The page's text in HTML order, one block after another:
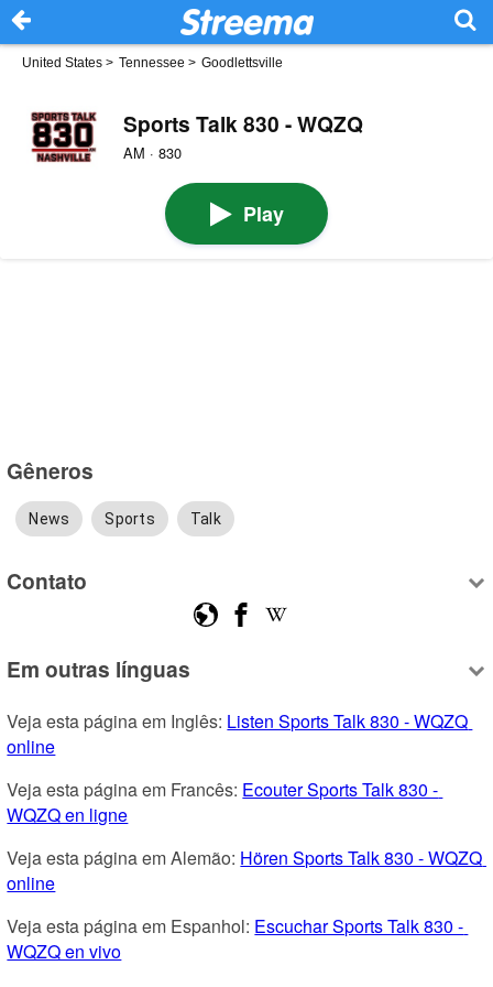
United States > Tennessee > Goodlettsville
Sports Talk 830 - WQZQ
AM · 830
Play
Gêneros
News Sports Talk
Contato
Em outras línguas
Veja esta página em Inglês: Listen Sports Talk 830 - WQZQ
online
Veja esta página em Francês: Ecouter Sports Talk 830 -
WQZQ en ligne
Veja esta página em Alemão: Hören Sports Talk 830 - WQZQ
online
Veja esta página em Espanhol: Escuchar Sports Talk 830 -
WQZQ en vivo